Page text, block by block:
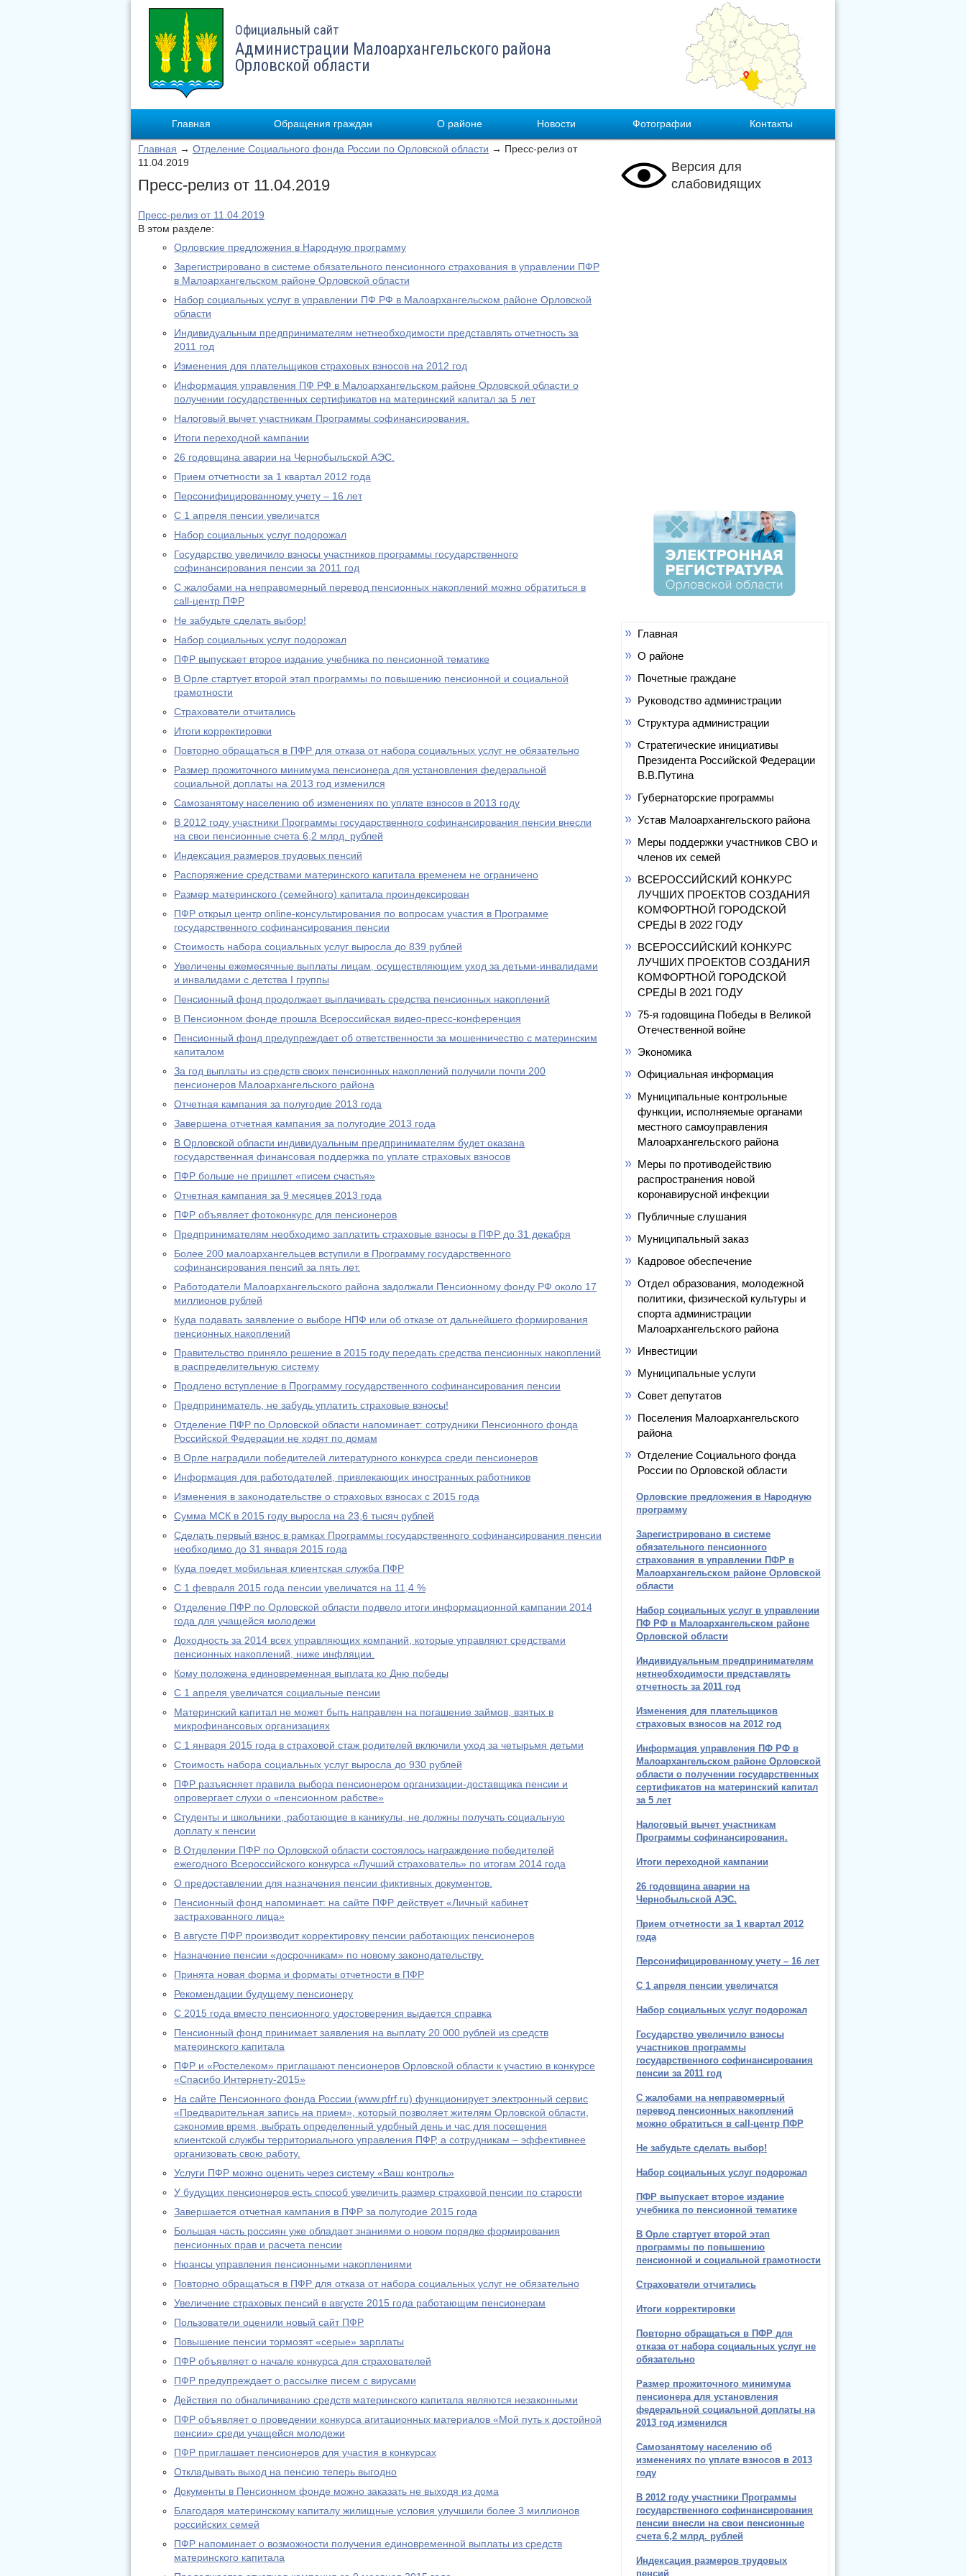
Официальный сайт
Администрации Малоархангельского района
Орловской области
Главная Обращения граждан О районе Новости Фотографии Контакты
Главная → Отделение Социального фонда России по Орловской области → Пресс-релиз от
11.04.2019
Пресс-релиз от 11.04.2019
Пресс-релиз от 11.04.2019
В этом разделе:
Орловские предложения в Народную программу
Зарегистрировано в системе обязательного пенсионного страхования в управлении ПФР
в Малоархангельском районе Орловской области
Набор социальных услуг в управлении ПФ РФ в Малоархангельском районе Орловской
области
Индивидуальным предпринимателям нетнеобходимости представлять отчетность за
2011 год
Изменения для плательщиков страховых взносов на 2012 год
Информация управления ПФ РФ в Малоархангельском районе Орловской области о
получении государственных сертификатов на материнский капитал за 5 лет
Налоговый вычет участникам Программы софинансирования.
Итоги переходной кампании
26 годовщина аварии на Чернобыльской АЭС.
Прием отчетности за 1 квартал 2012 года
Персонифицированному учету – 16 лет
С 1 апреля пенсии увеличатся
Набор социальных услуг подорожал
Государство увеличило взносы участников программы государственного
софинансирования пенсии за 2011 год
С жалобами на неправомерный перевод пенсионных накоплений можно обратиться в
call-центр ПФР
Не забудьте сделать выбор!
Набор социальных услуг подорожал
ПФР выпускает второе издание учебника по пенсионной тематике
В Орле стартует второй этап программы по повышению пенсионной и социальной
грамотности
Страхователи отчитались
Итоги корректировки
Повторно обращаться в ПФР для отказа от набора социальных услуг не обязательно
Размер прожиточного минимума пенсионера для установления федеральной
социальной доплаты на 2013 год изменился
Самозанятому населению об изменениях по уплате взносов в 2013 году
В 2012 году участники Программы государственного софинансирования пенсии внесли
на свои пенсионные счета 6,2 млрд. рублей
Индексация размеров трудовых пенсий
Распоряжение средствами материнского капитала временем не ограничено
Размер материнского (семейного) капитала проиндексирован
ПФР открыл центр online-консультирования по вопросам участия в Программе
государственного софинансирования пенсии
Стоимость набора социальных услуг выросла до 839 рублей
Увеличены ежемесячные выплаты лицам, осуществляющим уход за детьми-инвалидами
и инвалидами с детства I группы
Пенсионный фонд продолжает выплачивать средства пенсионных накоплений
В Пенсионном фонде прошла Всероссийская видео-пресс-конференция
Пенсионный фонд предупреждает об ответственности за мошенничество с материнским
капиталом
За год выплаты из средств своих пенсионных накоплений получили почти 200
пенсионеров Малоархангельского района
Отчетная кампания за полугодие 2013 года
Завершена отчетная кампания за полугодие 2013 года
В Орловской области индивидуальным предпринимателям будет оказана
государственная финансовая поддержка по уплате страховых взносов
ПФР больше не пришлет «писем счастья»
Отчетная кампания за 9 месяцев 2013 года
ПФР объявляет фотоконкурс для пенсионеров
Предпринимателям необходимо заплатить страховые взносы в ПФР до 31 декабря
Более 200 малоархангельцев вступили в Программу государственного
софинансирования пенсий за пять лет.
Работодатели Малоархангельского района задолжали Пенсионному фонду РФ около 17
миллионов рублей
Куда подавать заявление о выборе НПФ или об отказе от дальнейшего формирования
пенсионных накоплений
Правительство приняло решение в 2015 году передать средства пенсионных накоплений
в распределительную систему
Продлено вступление в Программу государственного софинансирования пенсии
Предприниматель, не забудь уплатить страховые взносы!
Отделение ПФР по Орловской области напоминает: сотрудники Пенсионного фонда
Российской Федерации не ходят по домам
В Орле наградили победителей литературного конкурса среди пенсионеров
Информация для работодателей, привлекающих иностранных работников
Изменения в законодательстве о страховых взносах с 2015 года
Сумма МСК в 2015 году выросла на 23,6 тысяч рублей
Сделать первый взнос в рамках Программы государственного софинансирования пенсии
необходимо до 31 января 2015 года
Куда поедет мобильная клиентская служба ПФР
С 1 февраля 2015 года пенсии увеличатся на 11,4 %
Отделение ПФР по Орловской области подвело итоги информационной кампании 2014
года для учащейся молодежи
Доходность за 2014 всех управляющих компаний, которые управляют средствами
пенсионных накоплений, ниже инфляции.
Кому положена единовременная выплата ко Дню победы
С 1 апреля увеличатся социальные пенсии
Материнский капитал не может быть направлен на погашение займов, взятых в
микрофинансовых организациях
С 1 января 2015 года в страховой стаж родителей включили уход за четырьмя детьми
Стоимость набора социальных услуг выросла до 930 рублей
ПФР разъясняет правила выбора пенсионером организации-доставщика пенсии и
опровергает слухи о «пенсионном рабстве»
Студенты и школьники, работающие в каникулы, не должны получать социальную
доплату к пенсии
В Отделении ПФР по Орловской области состоялось награждение победителей
ежегодного Всероссийского конкурса «Лучший страхователь» по итогам 2014 года
О предоставлении для назначения пенсии фиктивных документов.
Пенсионный фонд напоминает: на сайте ПФР действует «Личный кабинет
застрахованного лица»
В августе ПФР производит корректировку пенсии работающих пенсионеров
Назначение пенсии «досрочникам» по новому законодательству.
Принята новая форма и форматы отчетности в ПФР
Рекомендации будущему пенсионеру
С 2015 года вместо пенсионного удостоверения выдается справка
Пенсионный фонд принимает заявления на выплату 20 000 рублей из средств
материнского капитала
ПФР и «Ростелеком» приглашают пенсионеров Орловской области к участию в конкурсе
«Спасибо Интернету-2015»
На сайте Пенсионного фонда России (www.pfrf.ru) функционирует электронный сервис
«Предварительная запись на прием», который позволяет жителям Орловской области,
сэкономив время, выбрать определенный удобный день и час для посещения
клиентской службы территориального управления ПФР, а сотрудникам – эффективнее
организовать свою работу.
Услуги ПФР можно оценить через систему «Ваш контроль»
У будущих пенсионеров есть способ увеличить размер страховой пенсии по старости
Завершается отчетная кампания в ПФР за полугодие 2015 года
Большая часть россиян уже обладает знаниями о новом порядке формирования
пенсионных прав и расчета пенсии
Нюансы управления пенсионными накоплениями
Повторно обращаться в ПФР для отказа от набора социальных услуг не обязательно
Увеличение страховых пенсий в августе 2015 года работающим пенсионерам
Пользователи оценили новый сайт ПФР
Повышение пенсии тормозят «серые» зарплаты
ПФР объявляет о начале конкурса для страхователей
ПФР предупреждает о рассылке писем с вирусами
Действия по обналичиванию средств материнского капитала являются незаконными
ПФР объявляет о проведении конкурса агитационных материалов «Мой путь к достойной
пенсии» среди учащейся молодежи
ПФР приглашает пенсионеров для участия в конкурсах
Откладывать выход на пенсию теперь выгодно
Документы в Пенсионном фонде можно заказать не выходя из дома
Благодаря материнскому капиталу жилищные условия улучшили более 3 миллионов
российских семей
ПФР напоминает о возможности получения единовременной выплаты из средств
материнского капитала
Версия для
слабовидящих
Главная
О районе
Почетные граждане
Руководство администрации
Структура администрации
Стратегические инициативы
Президента Российской Федерации
В.В.Путина
Губернаторские программы
Устав Малоархангельского района
Меры поддержки участников СВО и
членов их семей
ВСЕРОССИЙСКИЙ КОНКУРС
ЛУЧШИХ ПРОЕКТОВ СОЗДАНИЯ
КОМФОРТНОЙ ГОРОДСКОЙ
СРЕДЫ В 2022 ГОДУ
ВСЕРОССИЙСКИЙ КОНКУРС
ЛУЧШИХ ПРОЕКТОВ СОЗДАНИЯ
КОМФОРТНОЙ ГОРОДСКОЙ
СРЕДЫ В 2021 ГОДУ
75-я годовщина Победы в Великой
Отечественной войне
Экономика
Официальная информация
Муниципальные контрольные
функции, исполняемые органами
местного самоуправления
Малоархангельского района
Меры по противодействию
распространения новой
коронавирусной инфекции
Публичные слушания
Муниципальный заказ
Кадровое обеспечение
Отдел образования, молодежной
политики, физической культуры и
спорта администрации
Малоархангельского района
Инвестиции
Муниципальные услуги
Совет депутатов
Поселения Малоархангельского
района
Отделение Социального фонда
России по Орловской области
Орловские предложения в Народную
программу
Зарегистрировано в системе
обязательного пенсионного
страхования в управлении ПФР в
Малоархангельском районе Орловской
области
Набор социальных услуг в управлении
ПФ РФ в Малоархангельском районе
Орловской области
Индивидуальным предпринимателям
нетнеобходимости представлять
отчетность за 2011 год
Изменения для плательщиков
страховых взносов на 2012 год
Информация управления ПФ РФ в
Малоархангельском районе Орловской
области о получении государственных
сертификатов на материнский капитал
за 5 лет
Налоговый вычет участникам
Программы софинансирования.
Итоги переходной кампании
26 годовщина аварии на
Чернобыльской АЭС.
Прием отчетности за 1 квартал 2012
года
Персонифицированному учету – 16 лет
С 1 апреля пенсии увеличатся
Набор социальных услуг подорожал
Государство увеличило взносы
участников программы
государственного софинансирования
пенсии за 2011 год
С жалобами на неправомерный
перевод пенсионных накоплений
можно обратиться в call-центр ПФР
Не забудьте сделать выбор!
Набор социальных услуг подорожал
ПФР выпускает второе издание
учебника по пенсионной тематике
В Орле стартует второй этап
программы по повышению
пенсионной и социальной грамотности
Страхователи отчитались
Итоги корректировки
Повторно обращаться в ПФР для
отказа от набора социальных услуг не
обязательно
Размер прожиточного минимума
пенсионера для установления
федеральной социальной доплаты на
2013 год изменился
Самозанятому населению об
изменениях по уплате взносов в 2013
году
В 2012 году участники Программы
государственного софинансирования
пенсии внесли на свои пенсионные
счета 6,2 млрд. рублей
Индексация размеров трудовых
пенсий